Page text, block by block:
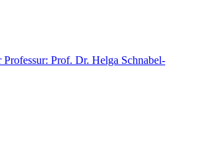
Prof. Dr. Helga Schnabel-